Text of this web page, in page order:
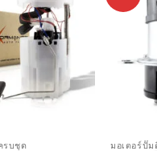
รบชุด มอเตอร์ปั๊ม